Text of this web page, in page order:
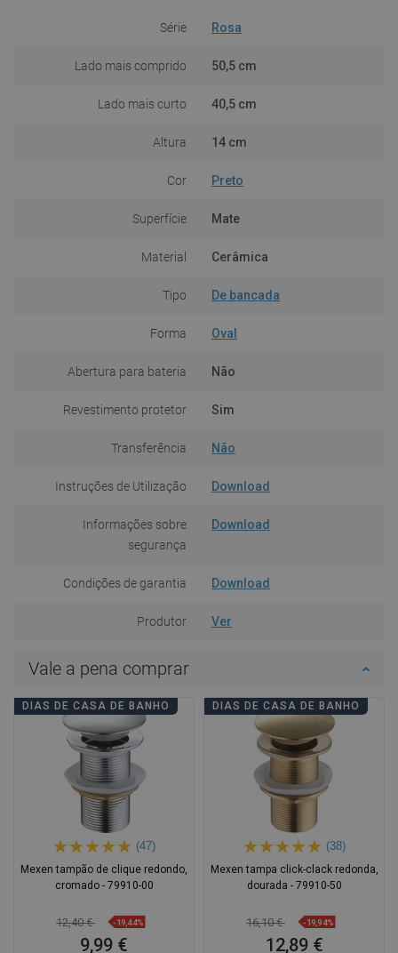
Série Rosa
Lado mais comprido 50,5 cm
Lado mais curto 40,5 cm
Altura 14 cm
Cor Preto
Superfície Mate
Material Cerâmica
Tipo De bancada
Forma Oval
Abertura para bateria Não
Revestimento protetor Sim
Transferência Não
Instruções de Utilização Download
Informações sobre
segurança
Download
Condições de garantia Download
Produtor Ver
Vale a pena comprar
DIAS DE CASA DE BANHO
(47)
Mexen tampão de clique redondo,
cromado - 79910-00
12,40 € -19,44%
9,99 €
DIAS DE CASA DE BANHO
(38)
Mexen tampa click-clack redonda,
dourada - 79910-50
16,10 € -19,94%
12,89 €